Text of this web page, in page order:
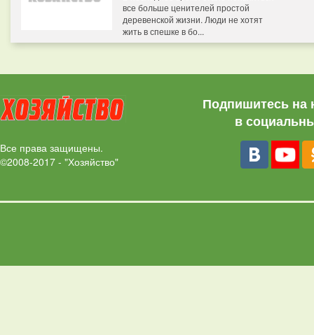
все больше ценителей простой
деревенской жизни. Люди не хотят
жить в спешке в бо...
Все права защищены.
©2008-2017 - "Хозяйство"
Подпишитесь на
в